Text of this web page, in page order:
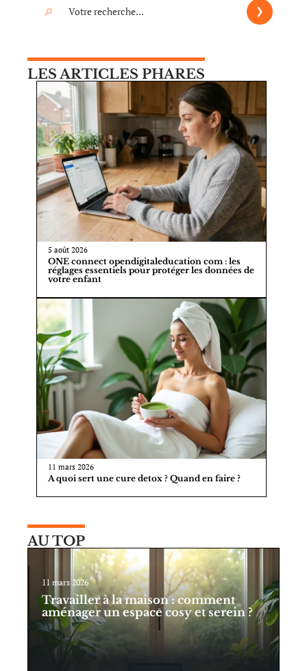
LES ARTICLES PHARES
5 août 2026
ONE connect opendigitaleducation com : les
réglages essentiels pour protéger les données de
votre enfant
11 mars 2026
A quoi sert une cure detox ? Quand en faire ?
AU TOP
11 mars 2026
Travailler à la maison : comment
aménager un espace cosy et serein ?